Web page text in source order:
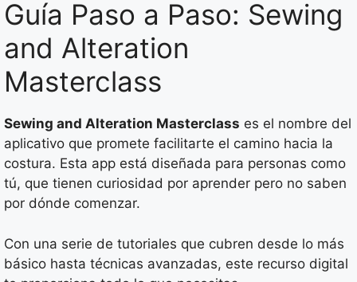
Guía Paso a Paso: Sewing
and Alteration
Masterclass
Sewing and Alteration Masterclass es el nombre del
aplicativo que promete facilitarte el camino hacia la
costura. Esta app está diseñada para personas como
tú, que tienen curiosidad por aprender pero no saben
por dónde comenzar.
Con una serie de tutoriales que cubren desde lo más
básico hasta técnicas avanzadas, este recurso digital